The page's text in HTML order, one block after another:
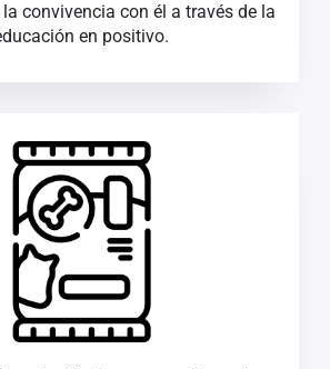
convivencia con él a través de la
en positivo.